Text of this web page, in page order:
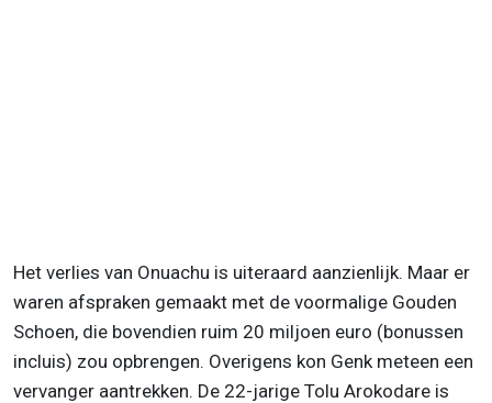
Het verlies van Onuachu is uiteraard aanzienlijk. Maar er
waren afspraken gemaakt met de voormalige Gouden
Schoen, die bovendien ruim 20 miljoen euro (bonussen
incluis) zou opbrengen. Overigens kon Genk meteen een
vervanger aantrekken. De 22-jarige Tolu Arokodare is